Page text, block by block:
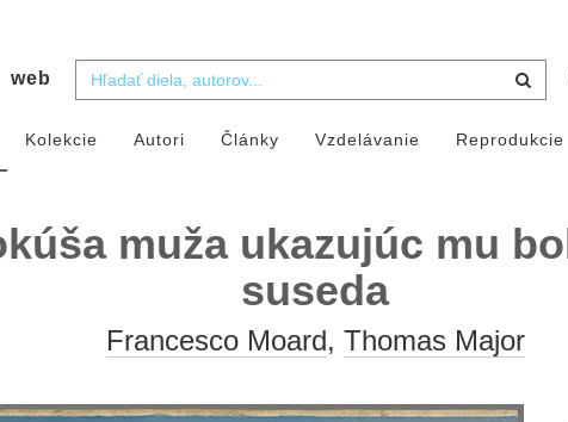
web
Kolekcie Autori Články Vzdelávanie Reprodukcie
muža ukazujúc mu
suseda
Francesco Moard, Thomas Major